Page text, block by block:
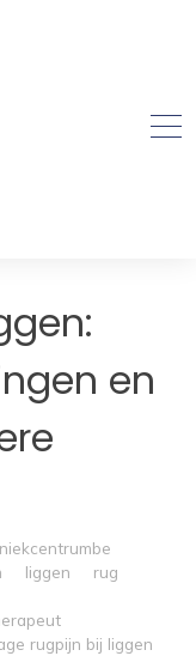
en
liggen
rug
rugpijn bij liggen